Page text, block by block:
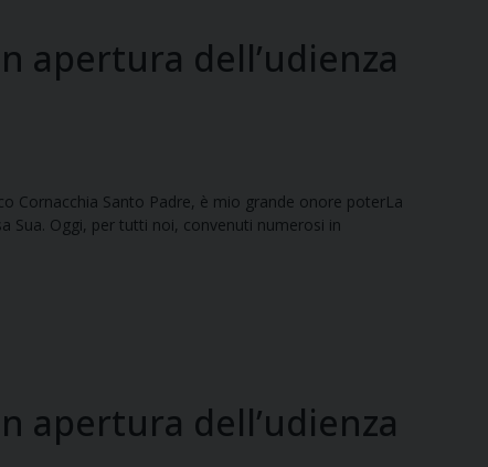
apertura dell’udienza
Cornacchia Santo Padre, è mio grande onore poterLa
Sua. Oggi, per tutti noi, convenuti numerosi in
apertura dell’udienza